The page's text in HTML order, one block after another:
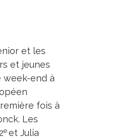
et les
et jeunes
week-end à
fois à
Les
eet Julia